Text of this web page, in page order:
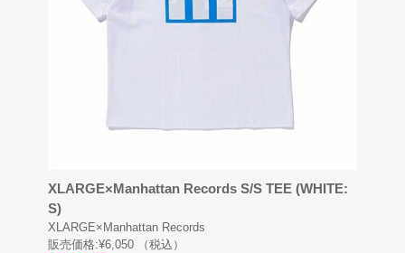
XLARGE×Manhattan Records S/S TEE (WHITE:
S)
XLARGE×Manhattan Records
販売価格:¥6,050
（税込）